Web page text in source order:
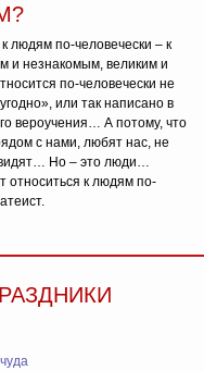
людям по-человечески – к
и незнакомым, великим и
по-человечески не
или так написано в
вероучения… А потому, что
с нами, любят нас, не
Но – это люди…
относиться к людям по-